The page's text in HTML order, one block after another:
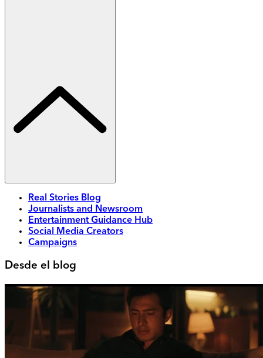
Real Stories Blog
Journalists and Newsroom
Entertainment Guidance Hub
Social Media Creators
Campaigns
Desde el blog